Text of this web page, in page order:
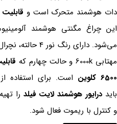
دات هوشمند متحرک است و قابلیت
این چراغ مگنتی هوشمند
مهتابی 6000k و حالت چهارم که
6500 کلوین
است. برای استفاده
باید درایور هوشمند لایت فیلد را
و کنترل با ریموت فعال شود.